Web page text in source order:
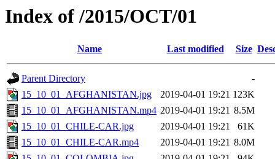
Index of /2015/OCT/01
Name Last modified Size
Parent Directory
-
15_10_01_AFGHANISTAN.jpg
2019-04-01 19:21 123K
15_10_01_AFGHANISTAN.mp4 2019-04-01 19:21 8.5M
15_10_01_CHILE-CAR.jpg
2019-04-01 19:21
61K
15_10_01_CHILE-CAR.mp4
2019-04-01 19:21 8.0M